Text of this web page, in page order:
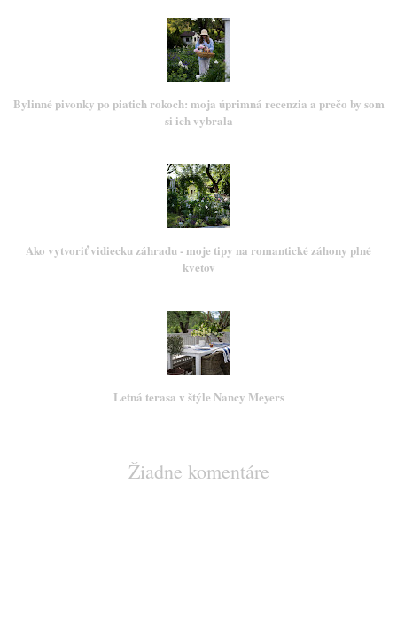
Bylinné pivonky po piatich rokoch: moja úprimná recenzia a prečo by som
si ich vybrala
Ako vytvoriť vidiecku záhradu - moje tipy na romantické záhony plné
kvetov
Letná terasa v štýle Nancy Meyers
Žiadne komentáre